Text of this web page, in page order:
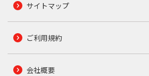
サイトマップ
ご利用規約
会社概要